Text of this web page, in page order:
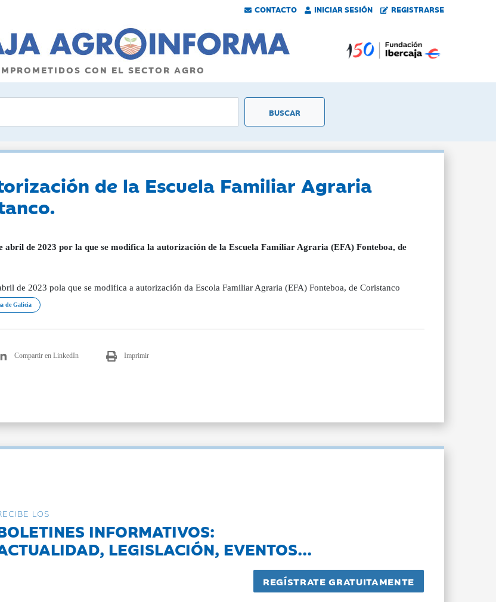
CONTACTO INICIAR SESIÓN REGISTRARSE
CON EL SECTOR AGRO
de la Escuela Familiar Agraria
abril de 2023 por la que se modifica la autorización de la Escuela Familiar Agraria (EFA) Fonteboa, de
de 2023 pola que se modifica a autorización da Escola Familiar Agraria (EFA) Fonteboa, de Coristanco
de Galicia
Compartir en LinkedIn Imprimir
LOS
INFORMATIVOS:
LEGISLACIÓN, EVENTOS...